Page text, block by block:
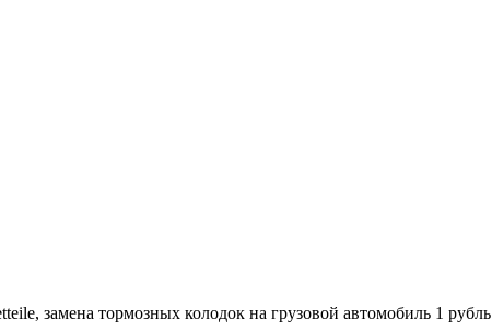
замена тормозных колодок на грузовой автомобиль 1 рубль